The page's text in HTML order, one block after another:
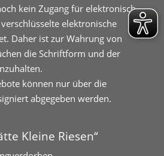
kein Zugang für elektronisch
elektronische
Daher ist zur Wahrung von
die Schriftform und der
können nur über die
abgegeben werden.
Kleine Riesen“